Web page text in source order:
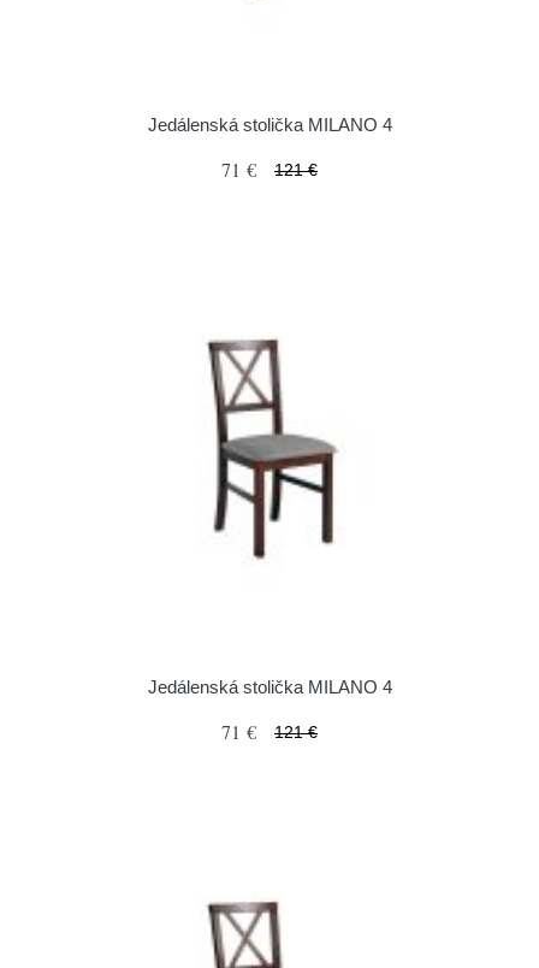
Jedálenská stolička MILANO 4
71 € 121 €
Jedálenská stolička MILANO 4
71 € 121 €